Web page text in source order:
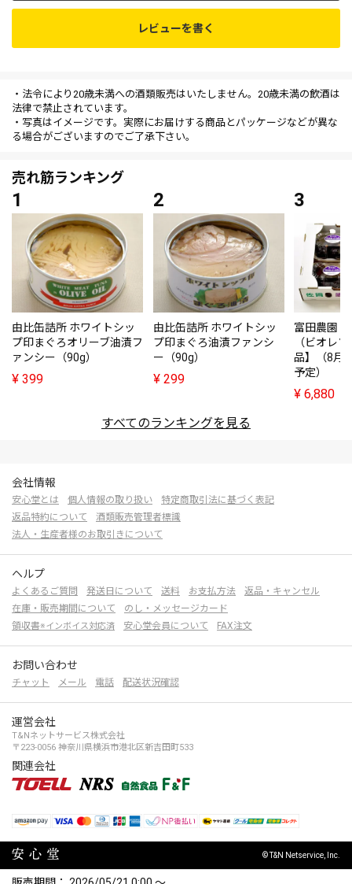
レビューを書く
・法令により20歳未満への酒類販売はいたしません。20歳未満の飲酒は
法律で禁止されています。
・写真はイメージです。実際にお届けする商品とパッケージなどが異な
る場合がございますのでご了承下さい。
売れ筋ランキング
由比缶詰所 ホワイトシッ
プ印まぐろオリーブ油漬フ
ァンシー（90g）
¥ 399
由比缶詰所 ホワイトシッ
プ印まぐろ油漬ファンシ
ー（90g）
¥ 299
富田農園
（ビオレ
品】（8月
予定）
¥ 6,880
すべてのランキングを見る
会社情報
安心堂とは 個人情報の取り扱い
特定商取引法に基づく表記
返品特約について
酒類販売管理者標識
法人・生産者様のお取引きについて
ヘルプ
よくあるご質問 発送日について 送料 お支払方法
返品・キャンセル
在庫・販売期間について
のし・メッセージカード
領収書※インボイス対応済 安心堂会員について FAX注文
お問い合わせ
チャット メール 電話 配送状況確認
運営会社
T&Nネットサービス株式会社
〒223-0056 神奈川県横浜市港北区新吉田町533
関連会社
© T&N Netservice, Inc.